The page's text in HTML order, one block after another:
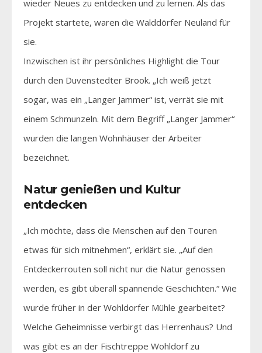
wieder Neues zu entdecken und zu lernen. Als das
Projekt startete, waren die Walddörfer Neuland für
sie.
Inzwischen ist ihr persönliches Highlight die Tour
durch den Duvenstedter Brook. „Ich weiß jetzt
sogar, was ein „Langer Jammer“ ist, verrät sie mit
einem Schmunzeln. Mit dem Begriff „Langer Jammer“
wurden die langen Wohnhäuser der Arbeiter
bezeichnet.
Natur genießen und Kultur
entdecken
„Ich möchte, dass die Menschen auf den Touren
etwas für sich mitnehmen“, erklärt sie. „Auf den
Entdeckerrouten soll nicht nur die Natur genossen
werden, es gibt überall spannende Geschichten.“ Wie
wurde früher in der Wohldorfer Mühle gearbeitet?
Welche Geheimnisse verbirgt das Herrenhaus? Und
was gibt es an der Fischtreppe Wohldorf zu